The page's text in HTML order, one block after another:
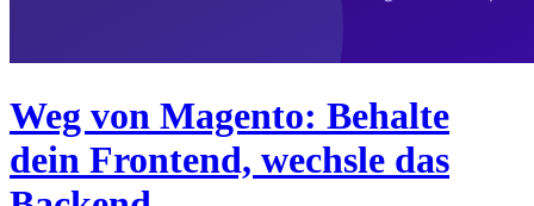
Weg von Magento: Behalte
dein Frontend, wechsle das